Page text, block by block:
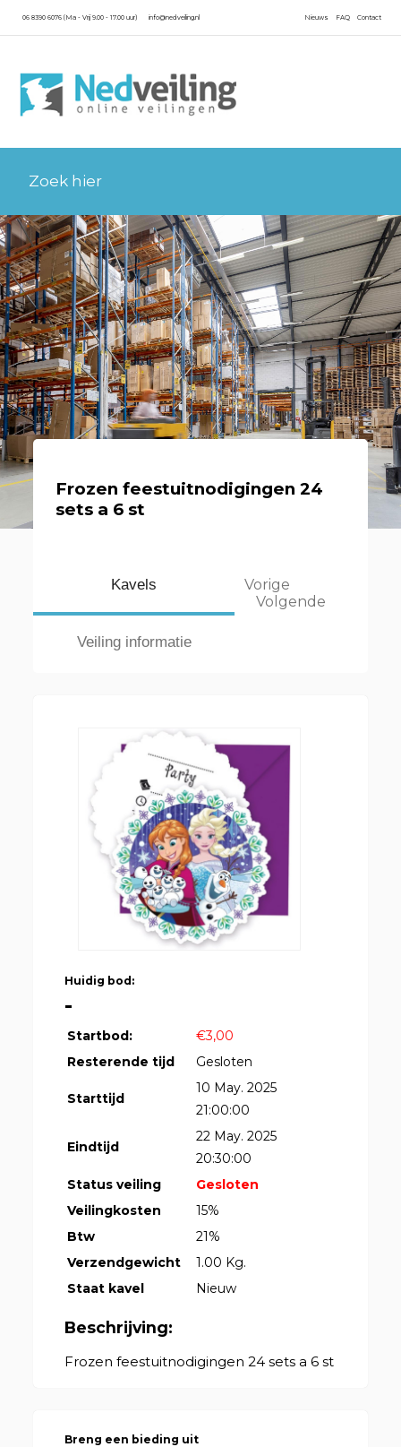
06 8390 6076 (Ma - Vrij 9.00 - 17.00 uur) info@nedveiling.nl Contact
FAQ
Nieuws
Frozen feestuitnodigingen 24
sets a 6 st
Kavels
Veiling informatie
Vorige
Volgende
Huidig bod:
-
Startbod:
€3,00
Resterende tijd
Gesloten
Starttijd
10 May. 2025
21:00:00
Eindtijd
22 May. 2025
20:30:00
Status veiling
Gesloten
Veilingkosten
15%
Btw
21%
Verzendgewicht
1.00 Kg.
Staat kavel
Nieuw
Beschrijving:
Frozen feestuitnodigingen 24 sets a 6 st
Breng een bieding uit